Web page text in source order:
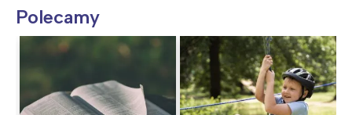
Polecamy